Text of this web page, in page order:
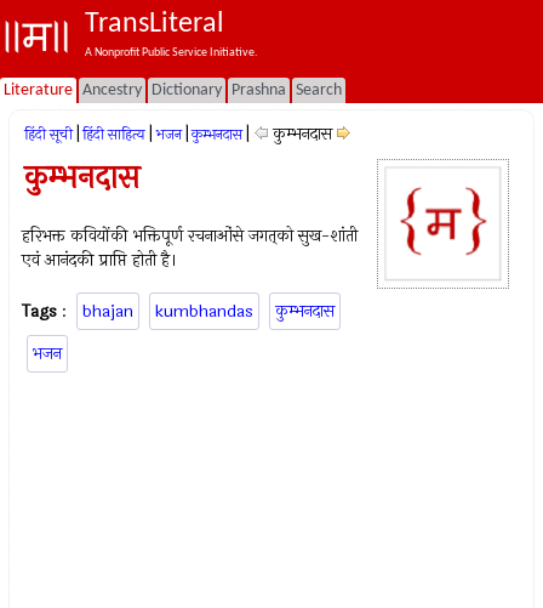
TransLiteral
A Nonprofit Public Service Initiative.
Literature Ancestry Dictionary Prashna Search
हिंदी सूची हिंदी साहित्य भजन कुम्भनदास कुम्भनदास
कुम्भनदास
हरिभक्त कवियोंकी भक्तिपूर्ण रचनाओंसे जगत्‌को सुख-शांती
एवं आनंदकी प्राप्ति होती है।
Tags : bhajan kumbhandas
कुम्भनदास
भजन